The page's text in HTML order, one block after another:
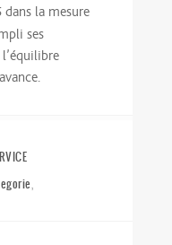
la mesure
ses